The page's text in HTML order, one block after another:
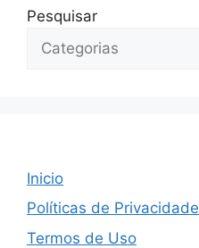
Pesquisar
Inicio
Políticas de Privacidade
Termos de Uso